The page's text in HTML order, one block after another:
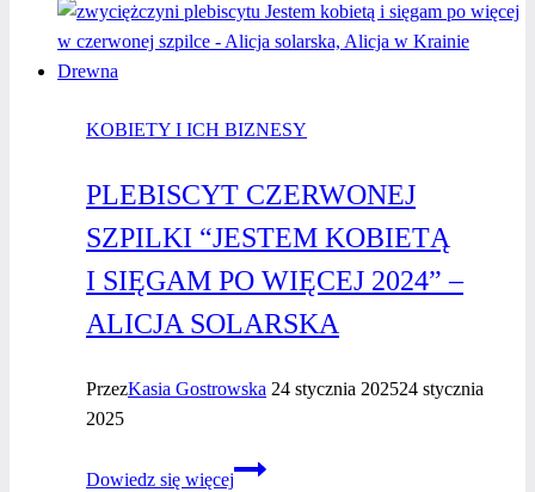
wywiad
z kobietą
KOBIETY I ICH BIZNESY
PLEBISCYT CZERWONEJ
SZPILKI “JESTEM KOBIETĄ
I SIĘGAM PO WIĘCEJ 2024” –
ALICJA SOLARSKA
PrzezKasia Gostrowska 24 stycznia 202524 stycznia
2025
Dowiedz się więcej
Plebiscyt